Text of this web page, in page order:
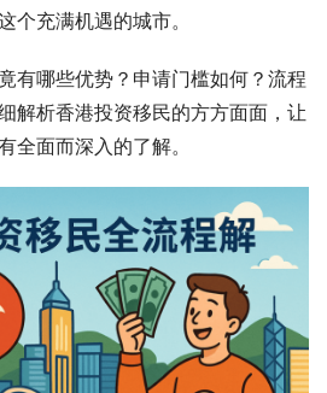
个充满机遇的城市。
有哪些优势？申请门槛如何？流程
解析香港投资移民的方方面面，让
全面而深入的了解。